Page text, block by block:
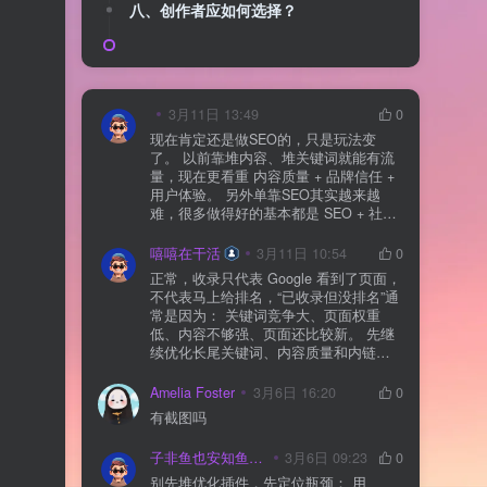
八、创作者应如何选择？
3月11日 13:49
0
现在肯定还是做SEO的，只是玩法变
了。 以前靠堆内容、堆关键词就能有流
量，现在更看重 内容质量 + 品牌信任 +
用户体验。 另外单靠SEO其实越来越
难，很多做得好的基本都是 SEO + 社媒
质还是一个长期获客渠道，但不能再当
成唯一渠道了。
嘻嘻在干活 3月11日 10:54
0
正常，收录只代表 Google 看到了页面，
不代表马上给排名，“已收录但没排名”通
常是因为： 关键词竞争大、页面权重
低、内容不够强、页面还比较新。 先继
续优化长尾关键词、内容质量和内链，
Amelia Foster
3月6日 16:20
0
有截图吗
子非鱼也安知鱼之乐 3月6日 09:23
0
别先堆优化插件，先定位瓶颈： 用